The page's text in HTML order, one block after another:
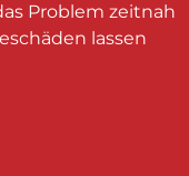
Problem zeitnah
lassen